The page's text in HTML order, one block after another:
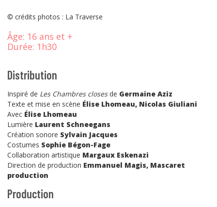
© crédits photos : La Traverse
Âge: 16 ans et +
Durée: 1h30
Distribution
Inspiré de Les Chambres closesde Germaine Aziz
Texte et mise en scène Élise Lhomeau, Nicolas Giuliani
Avec Élise Lhomeau
Lumière Laurent Schneegans
Création sonore Sylvain Jacques
Costumes Sophie Bégon-Fage
Collaboration artistique Margaux Eskenazi
Direction de production Emmanuel Magis, Mascaret
production
Production